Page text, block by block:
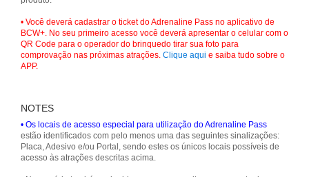
• Você deverá cadastrar o ticket do Adrenaline Pass no aplicativo de
BCW+. No seu primeiro acesso você deverá apresentar o celular com o
QR Code para o operador do brinquedo tirar sua foto para
comprovação nas próximas atrações. Clique aqui e saiba tudo sobre o
APP.
NOTES
• Os locais de acesso especial para utilização do Adrenaline Pass
estão identificados com pelo menos uma das seguintes sinalizações:
Placa, Adesivo e/ou Portal, sendo estes os únicos locais possíveis de
acesso às atrações descritas acima.